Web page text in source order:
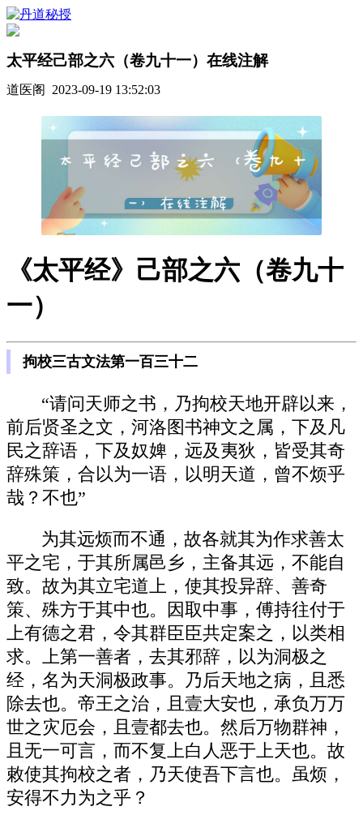
太平经己部之六（卷九十一）在线注解
道医阁 2023-09-19 13:52:03
《太平经》己部之六（卷九十
一）
拘校三古文法第一百三十二
“请问天师之书，乃拘校天地开辟以来，
前后贤圣之文，河洛图书神文之属，下及凡
民之辞语，下及奴婢，远及夷狄，皆受其奇
辞殊策，合以为一语，以明天道，曾不烦乎
哉？不也”
为其远烦而不通，故各就其为作求善太
平之宅，于其所属邑乡，主备其远，不能自
致。故为其立宅道上，使其投异辞、善奇
策、殊方于其中也。因取中事，傅持往付于
上有德之君，令其群臣臣共定案之，以类相
求。上第一善者，去其邪辞，以为洞极之
经，名为天洞极政事。乃后天地之病，且悉
除去也。帝王之治，且壹大安也，承负万万
世之灾厄会，且壹都去也。然后万物群神，
且无一可言，而不复上白人恶于上天也。故
敕使其拘校之者，乃天使吾下言也。虽烦，
安得不力为之乎？